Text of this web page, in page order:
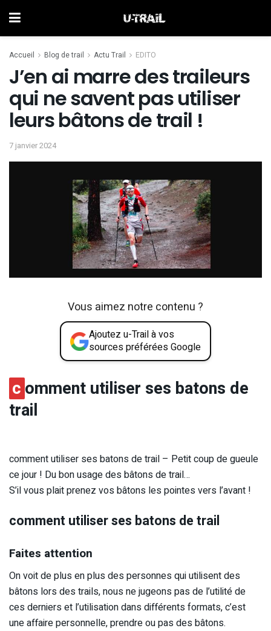
Accueil Blog de trail Actu Trail EDITO
J’en ai marre des traileurs
qui ne savent pas utiliser
leurs bâtons de trail !
7 janvier 2024
Vous aimez notre contenu ?
Ajoutez u-Trail à vos
sources préférées Google
c omment utiliser ses batons de
trail
comment utiliser ses batons de trail – Petit coup de gueule
ce jour ! Du bon usage des bâtons de trail…
S’il vous plait prenez vos bâtons les pointes vers l’avant !
comment utiliser ses batons de trail
Faites attention
On voit de plus en plus des personnes qui utilisent des
bâtons lors des trails, nous ne jugeons pas de l’utilité de
ces derniers et l’utilisation dans différents formats, c’est
une affaire personnelle, prendre ou pas des bâtons.